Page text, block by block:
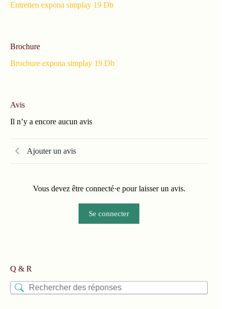
Entretien expona simplay 19 Db
Brochure
Brochure expona simplay 19 Db
Avis
Il n’y a encore aucun avis
Ajouter un avis
Vous devez être connecté·e pour laisser un avis.
Se connecter
Q & R